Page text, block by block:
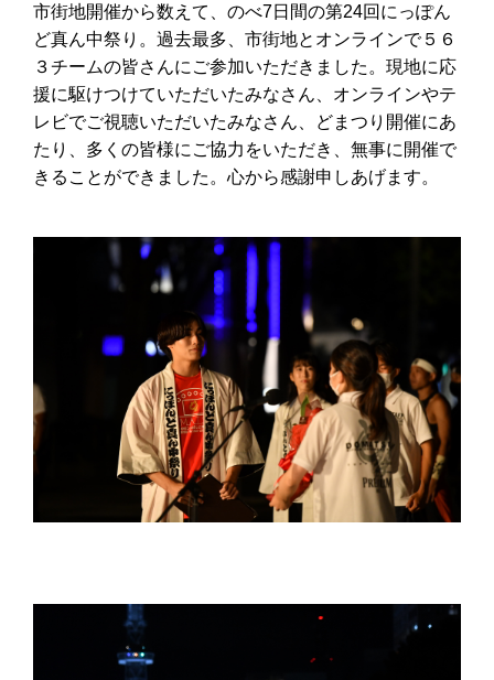
市街地開催から数えて、のべ7日間の第24回にっぽん
ど真ん中祭り。過去最多、市街地とオンラインで５６
３チームの皆さんにご参加いただきました。現地に応
援に駆けつけていただいたみなさん、オンラインやテ
レビでご視聴いただいたみなさん、どまつり開催にあ
たり、多くの皆様にご協力をいただき、無事に開催で
きることができました。心から感謝申しあげます。